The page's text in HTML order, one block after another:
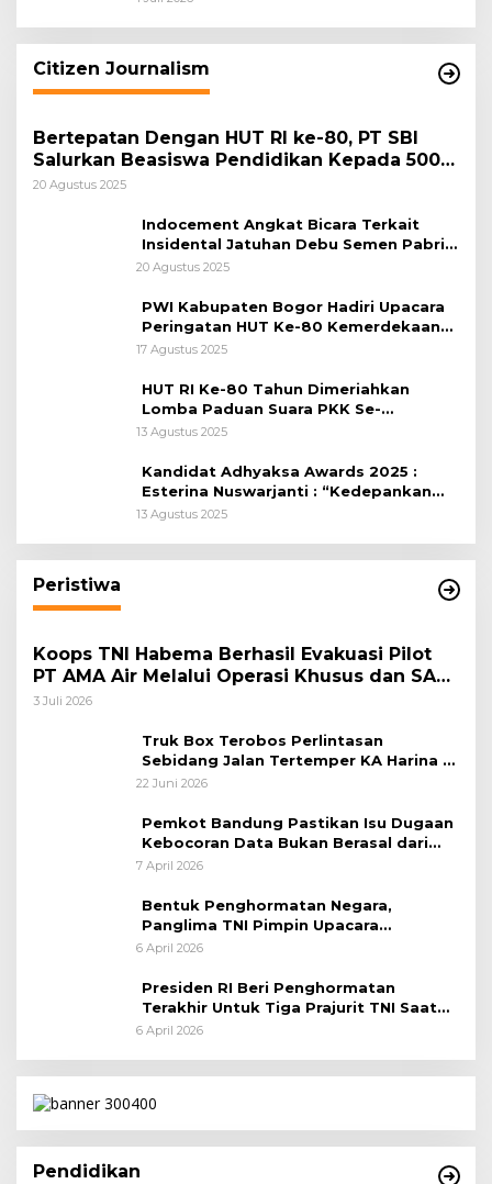
Citizen Journalism
Bertepatan Dengan HUT RI ke-80, PT SBI
Salurkan Beasiswa Pendidikan Kepada 500
Pelajar
20 Agustus 2025
Indocement Angkat Bicara Terkait
Insidental Jatuhan Debu Semen Pabrik
Citeureup
20 Agustus 2025
PWI Kabupaten Bogor Hadiri Upacara
Peringatan HUT Ke-80 Kemerdekaan
RI, di Lapangan Tegar Beriman
17 Agustus 2025
HUT RI Ke-80 Tahun Dimeriahkan
Lomba Paduan Suara PKK Se-
Kabupaten Bogor
13 Agustus 2025
Kandidat Adhyaksa Awards 2025 :
Esterina Nuswarjanti : “Kedepankan
Keadilan Restoratif Wujudkan
13 Agustus 2025
Peristiwa
Koops TNI Habema Berhasil Evakuasi Pilot
PT AMA Air Melalui Operasi Khusus dan SAR
Taktis
3 Juli 2026
Truk Box Terobos Perlintasan
Sebidang Jalan Tertemper KA Harina di
Jalan Stasiun Poncol-Jrakah Semarang
22 Juni 2026
Pemkot Bandung Pastikan Isu Dugaan
Kebocoran Data Bukan Berasal dari
Server Disdukcapil
7 April 2026
Bentuk Penghormatan Negara,
Panglima TNI Pimpin Upacara
Pemakaman Militer
6 April 2026
Presiden RI Beri Penghormatan
Terakhir Untuk Tiga Prajurit TNI Saat
Persemayaman di Bandara Soekarno-
6 April 2026
Pendidikan